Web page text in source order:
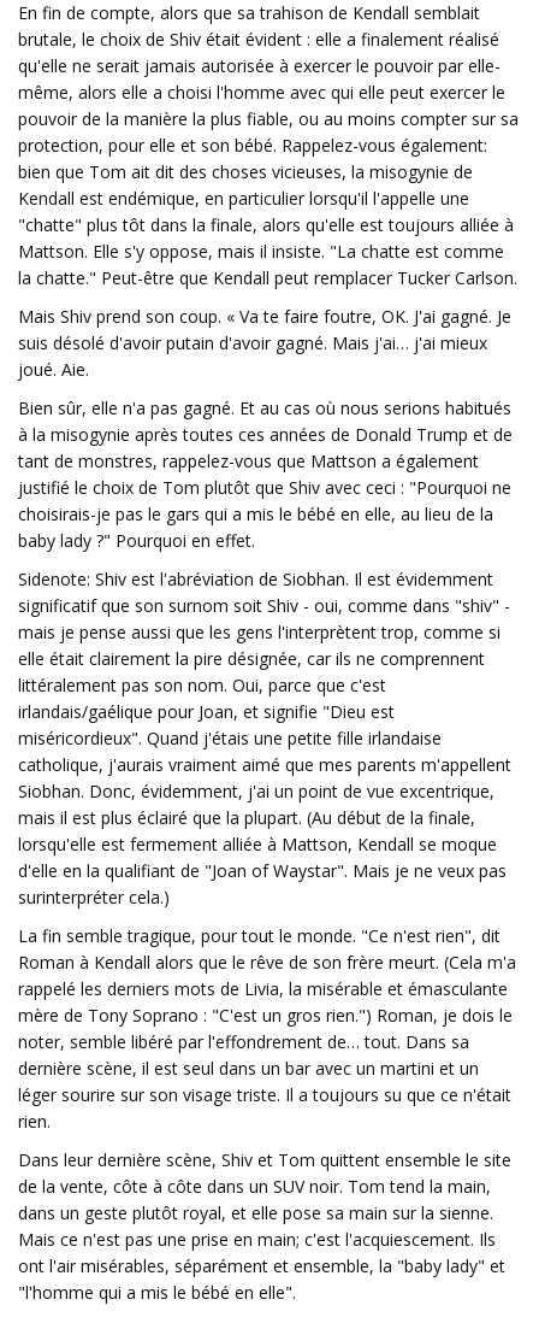
En fin de compte, alors que sa trahison de Kendall semblait
brutale, le choix de Shiv était évident : elle a finalement réalisé
qu'elle ne serait jamais autorisée à exercer le pouvoir par elle-
même, alors elle a choisi l'homme avec qui elle peut exercer le
pouvoir de la manière la plus fiable, ou au moins compter sur sa
protection, pour elle et son bébé. Rappelez-vous également:
bien que Tom ait dit des choses vicieuses, la misogynie de
Kendall est endémique, en particulier lorsqu'il l'appelle une
"chatte" plus tôt dans la finale, alors qu'elle est toujours alliée à
Mattson. Elle s'y oppose, mais il insiste. "La chatte est comme
la chatte." Peut-être que Kendall peut remplacer Tucker Carlson.
Mais Shiv prend son coup. « Va te faire foutre, OK. J'ai gagné. Je
suis désolé d'avoir putain d'avoir gagné. Mais j'ai… j'ai mieux
joué. Aie.
Bien sûr, elle n'a pas gagné. Et au cas où nous serions habitués
à la misogynie après toutes ces années de Donald Trump et de
tant de monstres, rappelez-vous que Mattson a également
justifié le choix de Tom plutôt que Shiv avec ceci : "Pourquoi ne
choisirais-je pas le gars qui a mis le bébé en elle, au lieu de la
baby lady ?" Pourquoi en effet.
Sidenote: Shiv est l'abréviation de Siobhan. Il est évidemment
significatif que son surnom soit Shiv - oui, comme dans "shiv" -
mais je pense aussi que les gens l'interprètent trop, comme si
elle était clairement la pire désignée, car ils ne comprennent
littéralement pas son nom. Oui, parce que c'est
irlandais/gaélique pour Joan, et signifie "Dieu est
miséricordieux". Quand j'étais une petite fille irlandaise
catholique, j'aurais vraiment aimé que mes parents m'appellent
Siobhan. Donc, évidemment, j'ai un point de vue excentrique,
mais il est plus éclairé que la plupart. (Au début de la finale,
lorsqu'elle est fermement alliée à Mattson, Kendall se moque
d'elle en la qualifiant de "Joan of Waystar". Mais je ne veux pas
surinterpréter cela.)
La fin semble tragique, pour tout le monde. "Ce n'est rien", dit
Roman à Kendall alors que le rêve de son frère meurt. (Cela m'a
rappelé les derniers mots de Livia, la misérable et émasculante
mère de Tony Soprano : "C'est un gros rien.") Roman, je dois le
noter, semble libéré par l'effondrement de… tout. Dans sa
dernière scène, il est seul dans un bar avec un martini et un
léger sourire sur son visage triste. Il a toujours su que ce n'était
rien.
Dans leur dernière scène, Shiv et Tom quittent ensemble le site
de la vente, côte à côte dans un SUV noir. Tom tend la main,
dans un geste plutôt royal, et elle pose sa main sur la sienne.
Mais ce n'est pas une prise en main; c'est l'acquiescement. Ils
ont l'air misérables, séparément et ensemble, la "baby lady" et
"l'homme qui a mis le bébé en elle".